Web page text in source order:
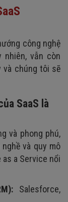
công nghệ
nhiên, vẫn còn
và chúng tôi sẽ
SaaS là
và phong phú,
và quy mô
a Service nổi
Salesforce,